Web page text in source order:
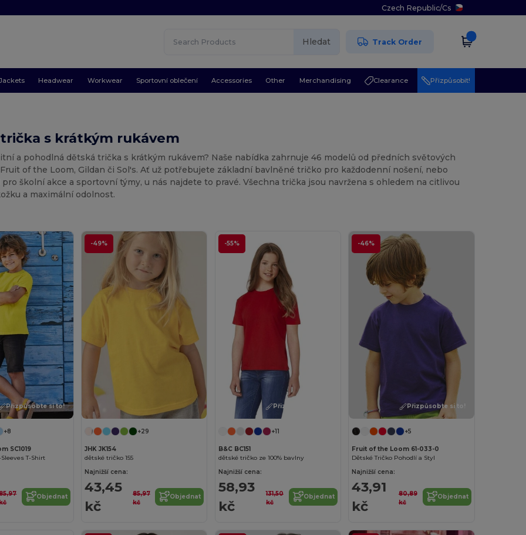
Czech Republic/Cs
Hledat Track Order
Headwear Workwear Sportovní oblečení Accessories Other Merchandising Clearance Přizpůsobit!
s krátkým rukávem
a pohodlná dětská trička s krátkým rukávem? Naše nabídka zahrnuje 46 modelů od předních světových
of the Loom, Gildan či Sol's. Ať už potřebujete základní bavlněné tričko pro každodenní nošení, nebo
školní akce a sportovní týmy, u nás najdete to pravé. Všechna trička jsou navržena s ohledem na citlivou
a maximální odolnost.
Přizpůsobte si to!
+8
SC1019
T-Shirt
Objednat
-49%
+29
JHK JK154
dětské tričko 155
Najnižší cena:
43,45
kč
85,97
kč
Objednat
-55%
Přizpůsobte si to!
+11
B&C BC151
dětské tričko ze 100% bavlny
Najnižší cena:
58,93
kč
131,50
kč
Objednat
-46%
Přizpůsobte si to!
+5
Fruit of the Loom 61-033-0
Dětské Tričko Pohodlí a Styl
Najnižší cena:
43,91
kč
80,89
kč
Objednat